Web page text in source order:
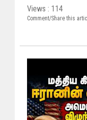
Views : 114
Comment/Share this